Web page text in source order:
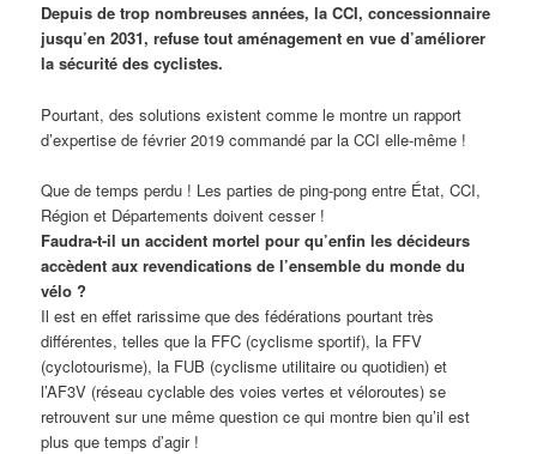
Depuis de trop nombreuses années, la CCI, concessionnaire
jusqu’en 2031, refuse tout aménagement en vue d’améliorer
la sécurité des cyclistes.
Pourtant, des solutions existent comme le montre un rapport
d’expertise de février 2019 commandé par la CCI elle-même !
Que de temps perdu ! Les parties de ping-pong entre État, CCI,
Région et Départements doivent cesser !
Faudra-t-il un accident mortel pour qu’enfin les décideurs
accèdent aux revendications de l’ensemble du monde du
vélo ?
Il est en effet rarissime que des fédérations pourtant très
différentes, telles que la FFC (cyclisme sportif), la FFV
(cyclotourisme), la FUB (cyclisme utilitaire ou quotidien) et
l’AF3V (réseau cyclable des voies vertes et véloroutes) se
retrouvent sur une même question ce qui montre bien qu’il est
plus que temps d’agir !